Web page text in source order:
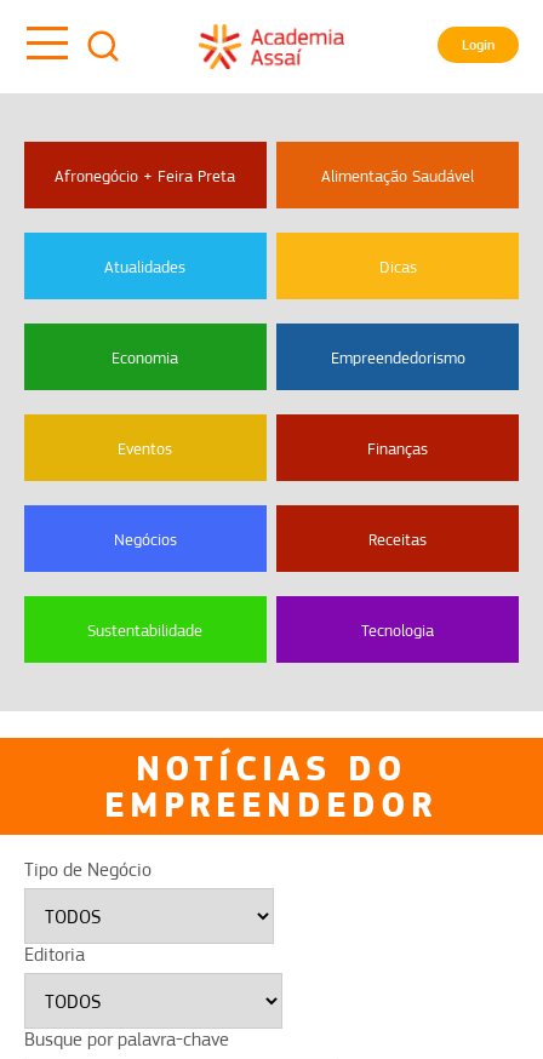
Login
Afronegócio + Feira Preta Alimentação Saudável
Atualidades Dicas
Economia Empreendedorismo
Eventos Finanças
Negócios Receitas
Sustentabilidade Tecnologia
NOTÍCIAS DO
EMPREENDEDOR
Tipo de Negócio
Editoria
Busque por palavra-chave